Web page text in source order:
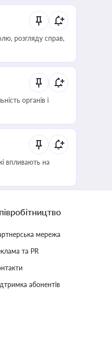
розгляду справ,
органів і
впливають на
мережа
та PR
абонентів